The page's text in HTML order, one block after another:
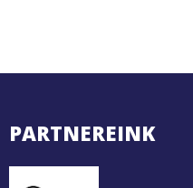
PARTNEREINK